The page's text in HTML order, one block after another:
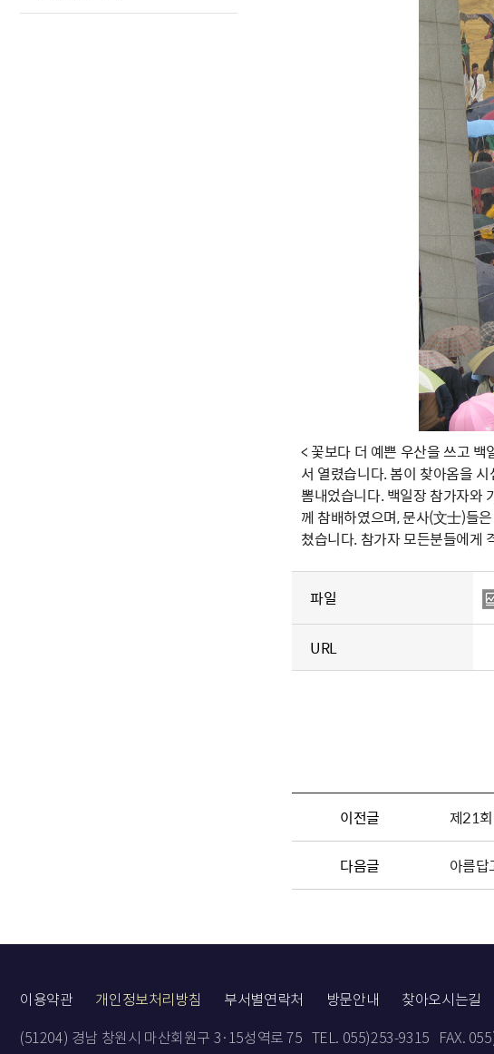
< 꽃보다 더 예쁜 우산을 쓰고
서 열렸습니다. 봄이 찾아옴을
뽐내었습니다. 백일장 참가자와
께 참배하였으며, 문사(文士)들
쳤습니다. 참가자 모든분들에게
파일
URL
이전글 제21
다음글 아름
이용약관 개인정보처리방침 부서별연락처 방문안내 찾아오시는길
(51204) 경남 창원시 마산회원구 3·15성역로 75 TEL. 055)253-9315
FAX.